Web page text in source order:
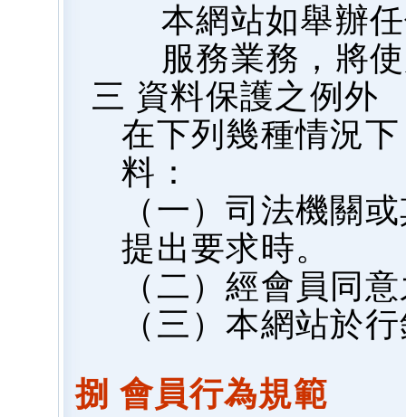
本網站如舉辦
服務業務，將
三 資料保護之例外
在下列幾種情況
料：
（一）司法機關
提出要求時。
（二）經會員同
（三）本網站於
捌 會員行為規範